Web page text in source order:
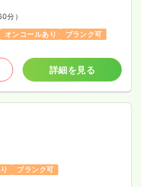
詳細を見る
一時募集休止
分）
以上可
分）
オンコールあり
ブランク可
詳細を見る
ブランク可